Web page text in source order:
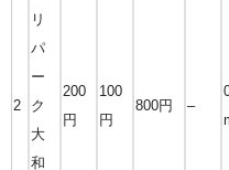
2
リ
パ
ー
ク
大
和
200
円
100
円
800円 –